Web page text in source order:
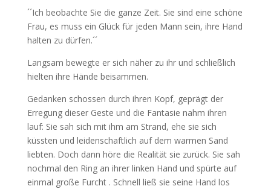
´´Ich beobachte Sie die ganze Zeit. Sie sind eine schöne
Frau, es muss ein Glück für jeden Mann sein, ihre Hand
halten zu dürfen.´´
Langsam bewegte er sich näher zu ihr und schließlich
hielten ihre Hände beisammen.
Gedanken schossen durch ihren Kopf, geprägt der
Erregung dieser Geste und die Fantasie nahm ihren
lauf: Sie sah sich mit ihm am Strand, ehe sie sich
küssten und leidenschaftlich auf dem warmen Sand
liebten. Doch dann höre die Realität sie zurück. Sie sah
nochmal den Ring an ihrer linken Hand und spürte auf
einmal große Furcht . Schnell ließ sie seine Hand los